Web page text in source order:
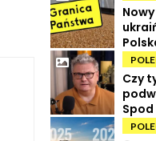
Czy
Spod